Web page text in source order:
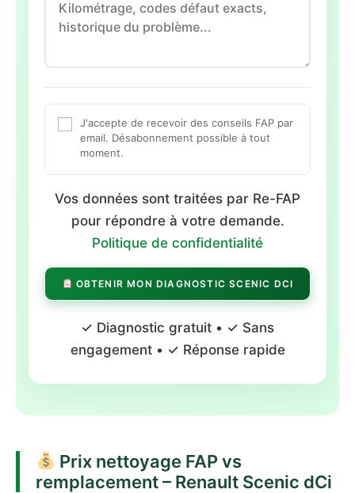
J'accepte de recevoir des conseils FAP par
email. Désabonnement possible à tout
moment.
Vos données sont traitées par Re-FAP
pour répondre à votre demande.
Politique de confidentialité
OBTENIR MON DIAGNOSTIC SCENIC DCI
✓ Diagnostic gratuit • ✓ Sans
engagement • ✓ Réponse rapide
Prix nettoyage FAP vs
remplacement – Renault Scenic dCi